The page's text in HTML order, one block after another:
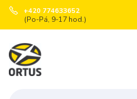
+420 774633652
(Po-Pá, 9-17 hod.)